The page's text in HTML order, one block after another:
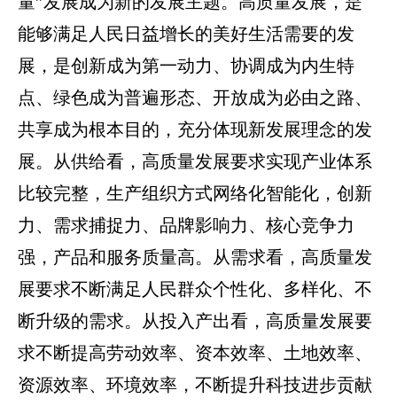
能够满足人民日益增长的美好生活需要的发
展，是创新成为第一动力、协调成为内生特
点、绿色成为普遍形态、开放成为必由之路、
共享成为根本目的，充分体现新发展理念的发
展。从供给看，高质量发展要求实现产业体系
比较完整，生产组织方式网络化智能化，创新
力、需求捕捉力、品牌影响力、核心竞争力
强，产品和服务质量高。从需求看，高质量发
展要求不断满足人民群众个性化、多样化、不
断升级的需求。从投入产出看，高质量发展要
求不断提高劳动效率、资本效率、土地效率、
资源效率、环境效率，不断提升科技进步贡献